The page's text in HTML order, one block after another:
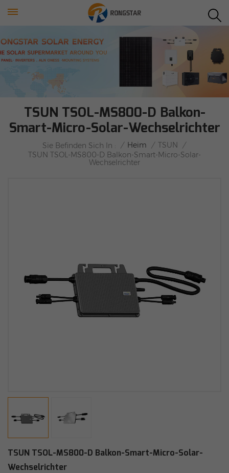
TSUN TSOL-MS800-D Balkon-
Smart-Micro-Solar-Wechselrichter
Sie Befinden Sich In : / Heim / TSUN
/
TSUN TSOL-MS800-D Balkon-Smart-Micro-Solar-
Wechselrichter
TSUN TSOL-MS800-D Balkon-Smart-Micro-Solar-
Wechselrichter